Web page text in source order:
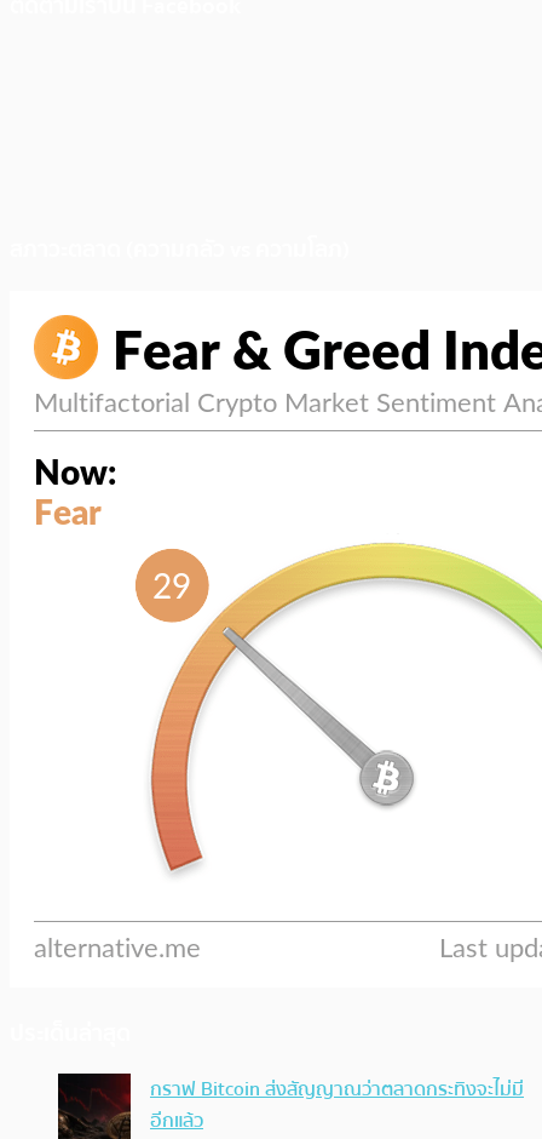
กราฟ Bitcoin ส่งสัญญาณว่าตลาดกระทิงจะไม่มี
อีกแล้ว